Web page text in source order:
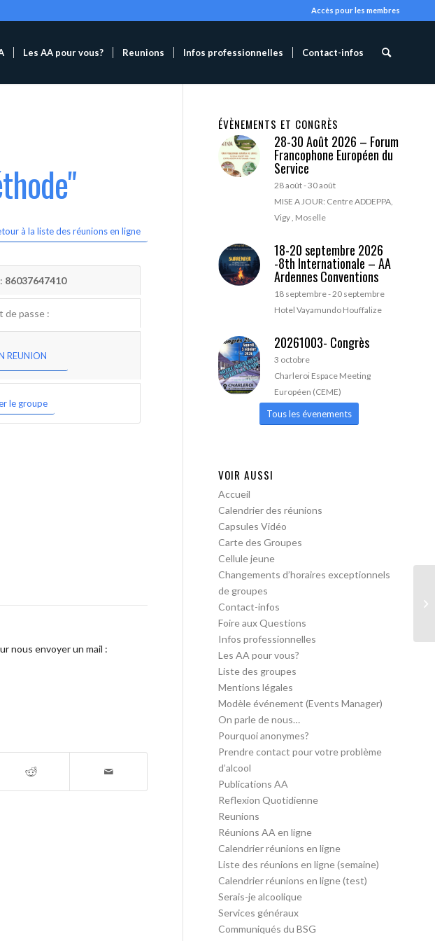
Accès pour les membres
Les AA pour vous? Reunions Infos professionnelles Contact-infos
à la liste des réunions en ligne
86037647410
de passe :
REUNION
le groupe
nous envoyer un mail :
ÉVÈNEMENTS ET CONGRÈS
28-30 Août 2026 – Forum
Francophone Européen du
Service
28 août-30 août
MISE A JOUR: Centre ADDEPPA,
Vigy , Moselle
18-20 septembre 2026
-8th Internationale – AA
Ardennes Conventions
18 septembre-20 septembre
Hotel Vayamundo Houffalize
20261003- Congrès
3 octobre
Charleroi Espace Meeting
Européen (CEME)
Tous les évenements
VOIR AUSSI
Accueil
Calendrier des réunions
Capsules Vidéo
Carte des Groupes
Cellule jeune
Changements d’horaires exceptionnels
de groupes
Contact-infos
Foire aux Questions
Infos professionnelles
Les AA pour vous?
Liste des groupes
Mentions légales
Modèle événement (Events Manager)
On parle de nous…
Pourquoi anonymes?
Prendre contact pour votre problème
d’alcool
Publications AA
Reflexion Quotidienne
Reunions
Réunions AA en ligne
Calendrier réunions en ligne
Liste des réunions en ligne (semaine)
Calendrier réunions en ligne (test)
Serais-je alcoolique
Services généraux
Communiqués du BSG